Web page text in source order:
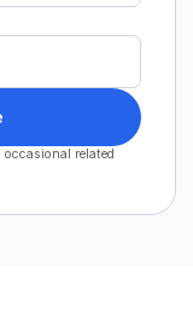
related